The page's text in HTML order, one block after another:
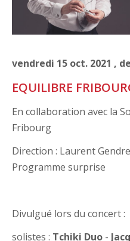
vendredi 15 oct. 2021 , de
EQUILIBRE
En collaboration avec la
Fribourg
Direction : Laurent Gendre
Programme surprise
Divulgué lors du concert :
solistes : Tchiki Duo -